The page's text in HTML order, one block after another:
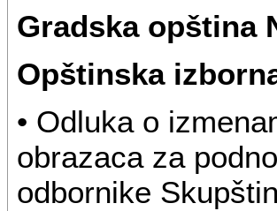
Gradska opština
Opštinska
• Odluka o
obrazaca za
odbornike